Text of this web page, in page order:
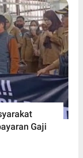
Gaji